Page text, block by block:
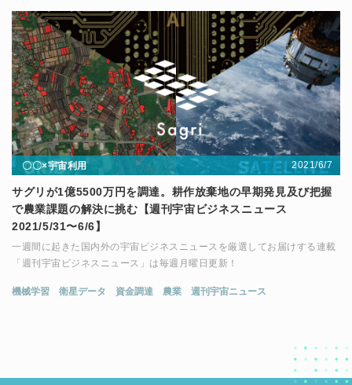
〇〇×宇宙利用 2021/6/7
サグリが1億5500万円を調達。耕作放棄地の早期発見及び把握
で農業課題の解決に挑む【週刊宇宙ビジネスニュース
2021/5/31〜6/6】
一週間に起きた国内外の宇宙ビジネスニュースを厳選してお届けする連載
「週刊宇宙ビジネスニュース」は毎週月曜日更新！
機械学習 衛星データ 資金調達 農業 週刊宇宙ニュース